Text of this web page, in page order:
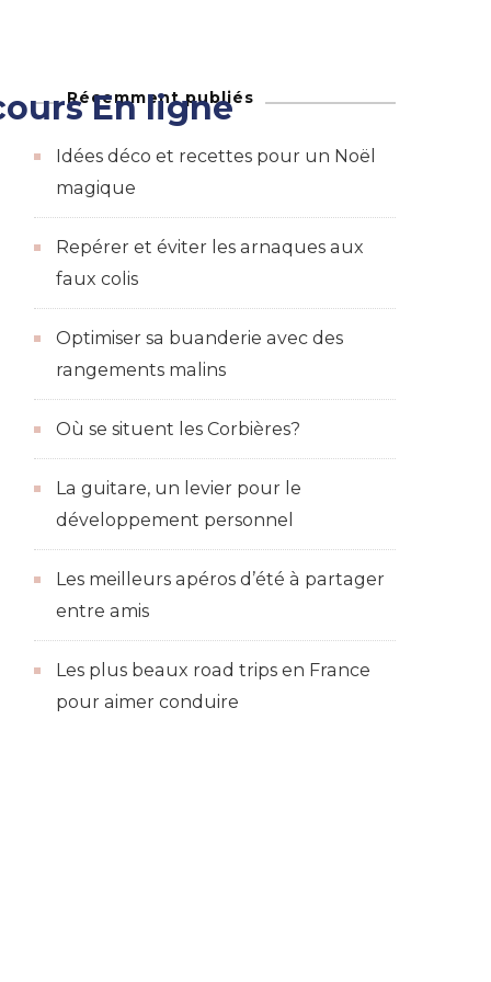
En ligne
Récemment publiés
Idées déco et recettes pour un Noël
magique
Repérer et éviter les arnaques aux
faux colis
Optimiser sa buanderie avec des
rangements malins
Où se situent les Corbières?
La guitare, un levier pour le
développement personnel
Les meilleurs apéros d’été à partager
entre amis
Les plus beaux road trips en France
pour aimer conduire